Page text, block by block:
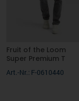
Fruit of the Loom
Super Premium T
Art.-Nr.: F-0610440